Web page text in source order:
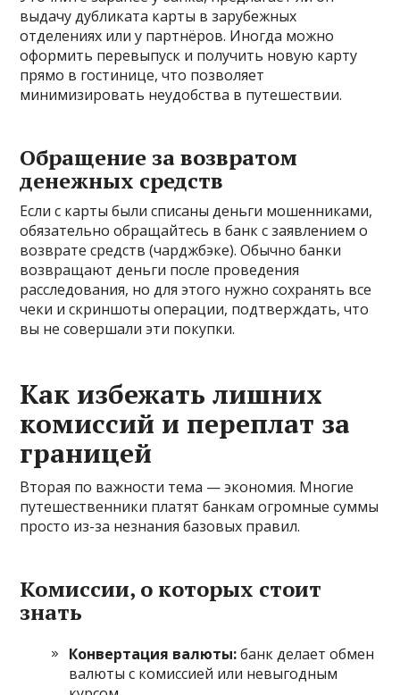
выдачу дубликата карты в зарубежных
отделениях или у партнёров. Иногда можно
оформить перевыпуск и получить новую карту
прямо в гостинице, что позволяет
минимизировать неудобства в путешествии.
Обращение за возвратом
денежных средств
Если с карты были списаны деньги мошенниками,
обязательно обращайтесь в банк с заявлением о
возврате средств (чарджбэке). Обычно банки
возвращают деньги после проведения
расследования, но для этого нужно сохранять все
чеки и скриншоты операции, подтверждать, что
вы не совершали эти покупки.
Как избежать лишних
комиссий и переплат за
границей
Вторая по важности тема — экономия. Многие
путешественники платят банкам огромные суммы
просто из-за незнания базовых правил.
Комиссии, о которых стоит
знать
Конвертация валюты:банк делает обмен
валюты с комиссией или невыгодным